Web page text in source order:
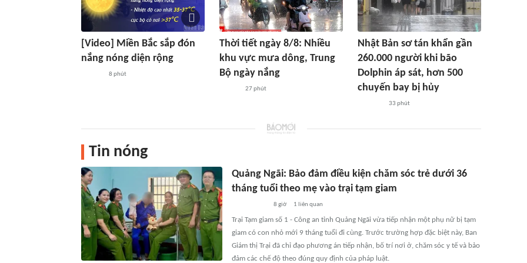
[Video] Miền Bắc sắp đón
nắng nóng diện rộng
8 phút
Thời tiết ngày 8/8: Nhiều
khu vực mưa dông, Trung
Bộ ngày nắng
27 phút
Nhật Bản sơ tán khẩn gần
260.000 người khi bão
Dolphin áp sát, hơn 500
chuyến bay bị hủy
33 phút
Tin nóng
Quảng Ngãi: Bảo đảm điều kiện chăm sóc trẻ dưới 36
tháng tuổi theo mẹ vào trại tạm giam
8 giờ 1 liên quan
Trại Tạm giam số 1 - Công an tỉnh Quảng Ngãi vừa tiếp nhận một phụ nữ bị tạm
giam có con nhỏ mới 9 tháng tuổi đi cùng. Trước trường hợp đặc biệt này, Ban
Giám thị Trại đã chỉ đạo phương án tiếp nhận, bố trí nơi ở, chăm sóc y tế và bảo
đảm các chế độ theo đúng quy định của pháp luật.